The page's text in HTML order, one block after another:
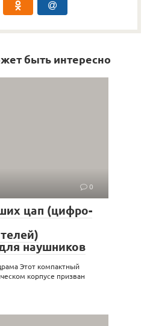
быть интересно
0
цап (цифро-
наушников
Этот компактный
корпусе призван